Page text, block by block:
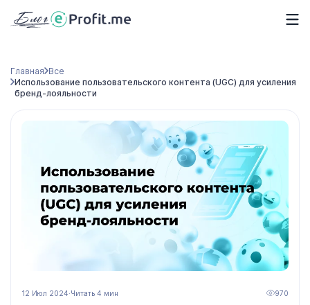
Главная Все
Использование пользовательского контента (UGC) для усиления
бренд-лояльности
12 Июл 2024·Читать 4 мин 970